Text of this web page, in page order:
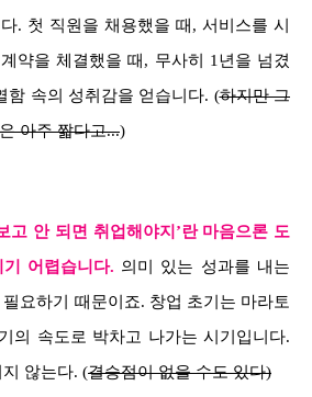
. 첫 직원을 채용했을 때, 서비스를 시
약을 체결했을 때, 무사히 1년을 넘겼
함 속의 성취감을 얻습니다. (하지만 그
아주 짧다고...)
고 안 되면 취업해야지’란 마음으론 도
어렵습니다. 의미 있는 성과를 내는
요하기 때문이죠. 창업 초기는 마라토
의 속도로 박차고 나가는 시기입니다.
않는다. (결승점이 없을 수도 있다)